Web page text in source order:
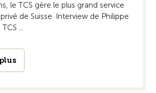
le TCS gère le plus grand service
de Suisse. Interview de Philippe
...